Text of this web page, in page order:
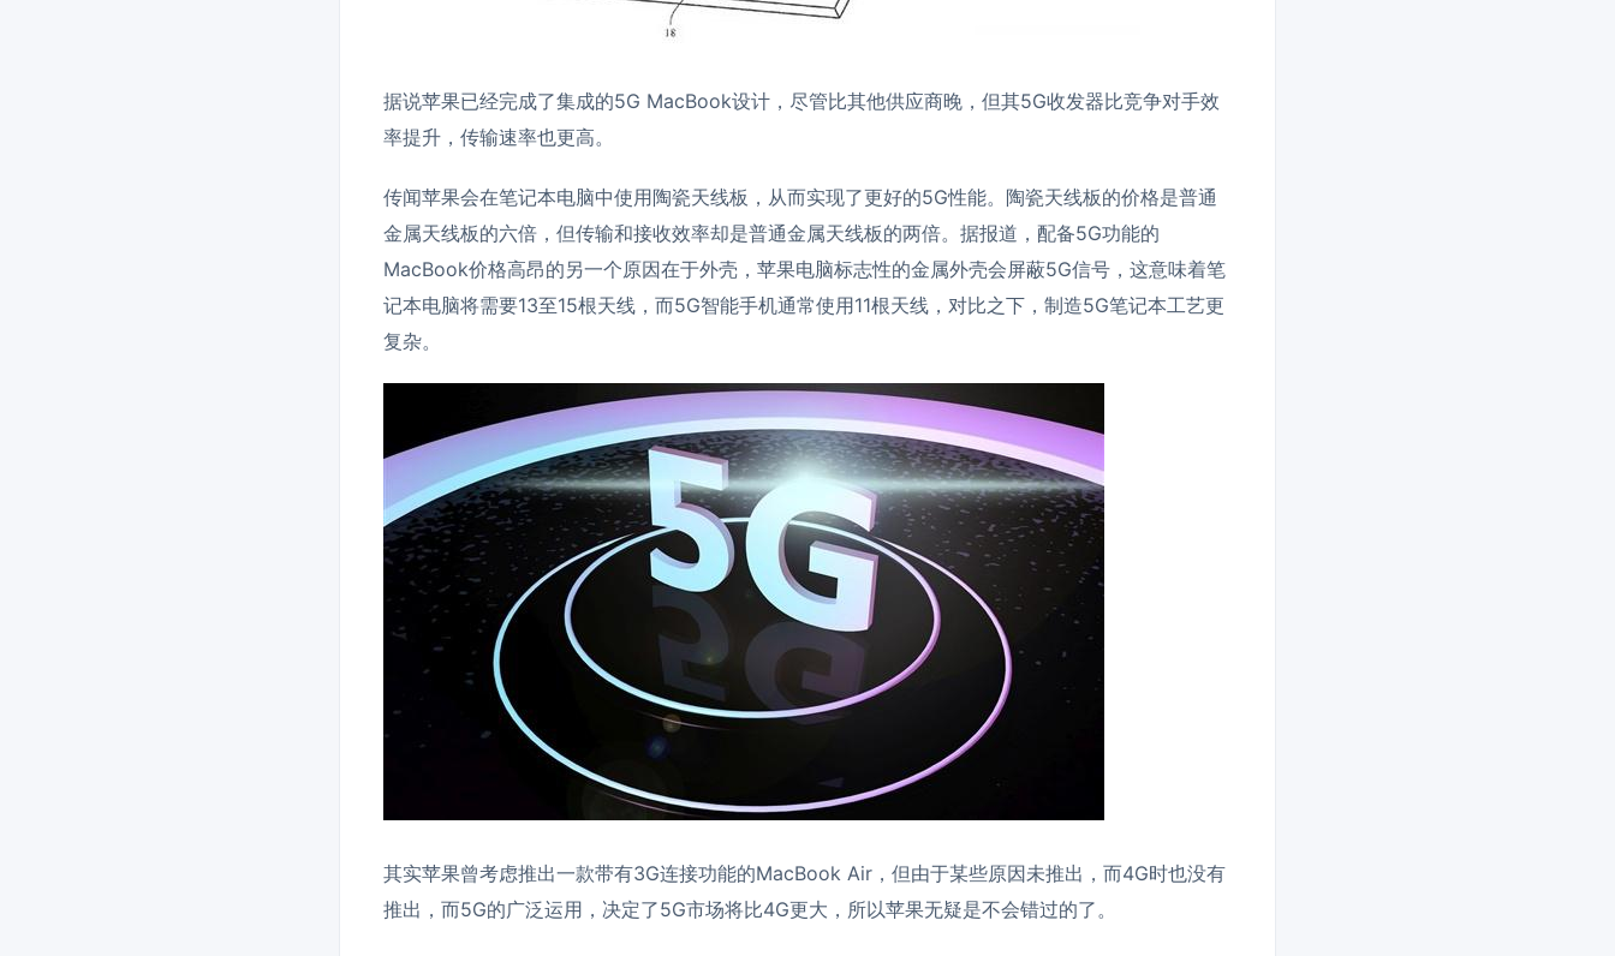
据说苹果已经完成了集成的5G MacBook设计，尽管比其他供应商晚，但其5G收发器比竞争对手效
率提升，传输速率也更高。
传闻苹果会在笔记本电脑中使用陶瓷天线板，从而实现了更好的5G性能。陶瓷天线板的价格是普通
金属天线板的六倍，但传输和接收效率却是普通金属天线板的两倍。据报道，配备5G功能的
MacBook价格高昂的另一个原因在于外壳，苹果电脑标志性的金属外壳会屏蔽5G信号，这意味着笔
记本电脑将需要13至15根天线，而5G智能手机通常使用11根天线，对比之下，制造5G笔记本工艺更
复杂。
其实苹果曾考虑推出一款带有3G连接功能的MacBook Air，但由于某些原因未推出，而4G时也没有
推出，而5G的广泛运用，决定了5G市场将比4G更大，所以苹果无疑是不会错过的了。